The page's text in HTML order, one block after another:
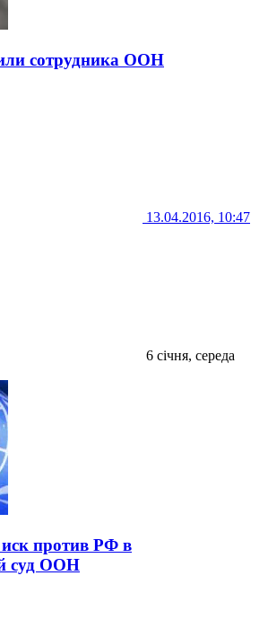
сотрудника ООН
13.04.2016, 10:47
6 січня, середа
против РФ в
суд ООН